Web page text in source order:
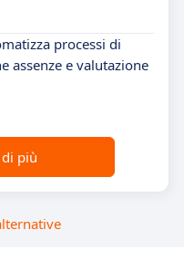
processi di
assenze e valutazione
più